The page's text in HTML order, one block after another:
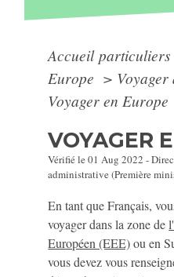
Accueil particuliers
Europe >
Voyager en Europe
VOYAGER
Vérifié le 01 Aug 2022 -
administrative (Première
En tant que Français,
voyager dans la zone de
Européen (EEE)ou en
vous devez vous